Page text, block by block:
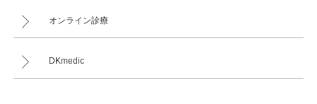
オンライン診療
DKmedic